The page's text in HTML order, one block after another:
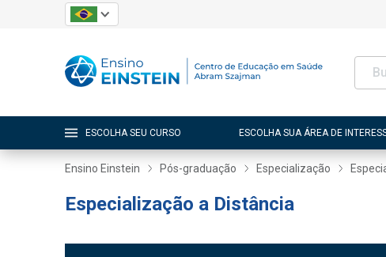
ESCOLHA SEU CURSO ESCOLHA SUA ÁREA DE
Ensino Einstein Pós-graduação Especialização
Especialização a Distância